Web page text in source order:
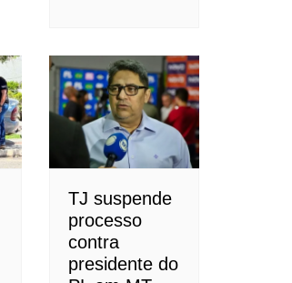
TJ suspende
processo
contra
presidente do